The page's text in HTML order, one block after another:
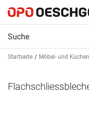
Startseite Möbel- und